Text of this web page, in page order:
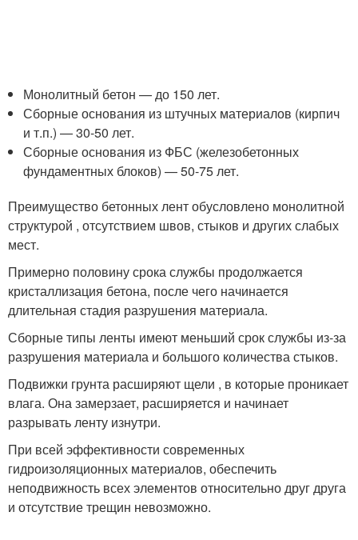
Монолитный бетон — до 150 лет.
Сборные основания из штучных материалов (кирпич
и т.п.) — 30-50 лет.
Сборные основания из ФБС (железобетонных
фундаментных блоков) — 50-75 лет.
Преимущество бетонных лент обусловлено монолитной
структурой , отсутствием швов, стыков и других слабых
мест.
Примерно половину срока службы продолжается
кристаллизация бетона, после чего начинается
длительная стадия разрушения материала.
Сборные типы ленты имеют меньший срок службы из-за
разрушения материала и большого количества стыков.
Подвижки грунта расширяют щели , в которые проникает
влага. Она замерзает, расширяется и начинает
разрывать ленту изнутри.
При всей эффективности современных
гидроизоляционных материалов, обеспечить
неподвижность всех элементов относительно друг друга
и отсутствие трещин невозможно.